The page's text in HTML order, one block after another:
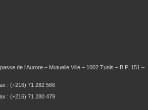
de l’Aurore – Mutuelle Ville – 1002 Tunis – B.P. 151 –
: (+216) 71 282 566
: (+216) 71 280 479